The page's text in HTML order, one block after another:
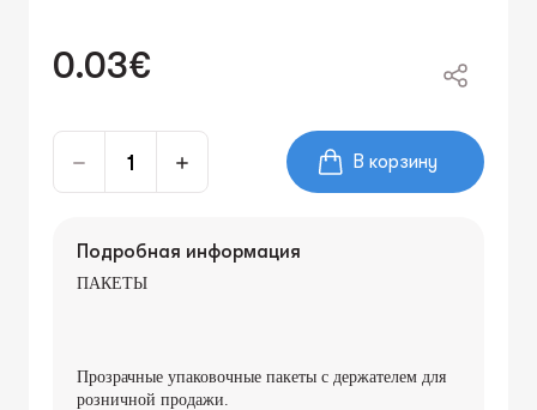
0.03€
В корзину
Подробная информация
ПАКЕТЫ
Прозрачные упаковочные пакеты с держателем для
розничной продажи.